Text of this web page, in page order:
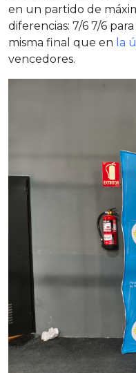
en un partido de
diferencias: 7/6 7/6
misma final que en a
vencedores.